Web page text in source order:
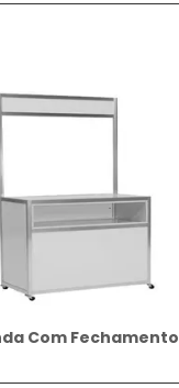
Com Fechamento